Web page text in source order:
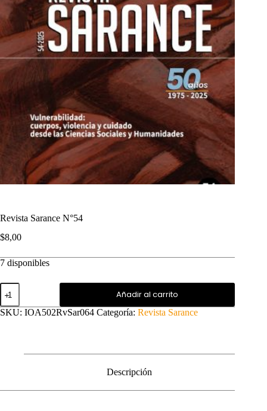
Revista Sarance N°54
$8,00
7 disponibles
Revista
Sarance
N°54
cantidad
Añadir al carrito
SKU: IOA502RvSar064 Categoría: Revista Sarance
Descripción